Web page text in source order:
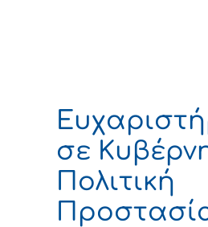
σε
Πολιτική